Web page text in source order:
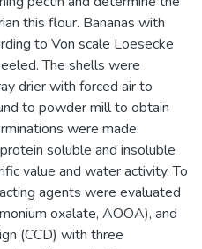
this flour. Bananas with
to Von scale Loesecke
The shells were
drier with forced air to
to powder mill to obtain
were made:
soluble and insoluble
value and water activity. To
agents were evaluated
oxalate, AOOA), and
(CCD) with three